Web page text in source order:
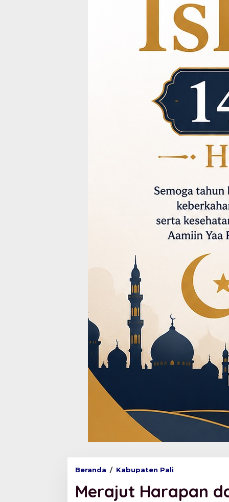
Beranda / Kabupaten Pali
r
a
Merajut Harapan